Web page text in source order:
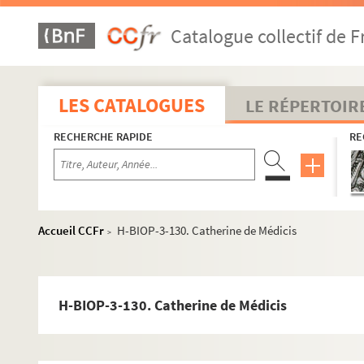
Catalogue collectif de
LES CATALOGUES LE
RECHERCHE RAPIDE
Accueil CCFr >
H-BIOP-3-130. Catherine de Médicis
H-BIOP-3-130. Catherine de Médicis
H-BIOP-3-102. Charles V
H-BIOP-3-103. Charles VI (1380-1422)
H-BIOP-3-104. Charles VI (1380-1422)
H-BIOP-3-105. Charles VI (1380-1422)
H-BIOP-3-106. Charles VII (1422-1461)
H-BIOP-3-107. Charles VII (1422-1461)
H-BIOP-3-108. Charles VII (1422-1461)
H-BIOP-3-113. Charles VIII (1483-1498)